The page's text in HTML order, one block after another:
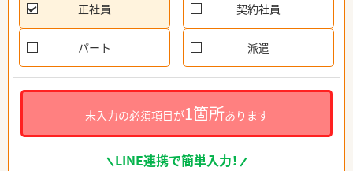
正社員 契約社員
パート 派遣
未入力の必須項目が1箇所あります
LINE連携で簡単入力！